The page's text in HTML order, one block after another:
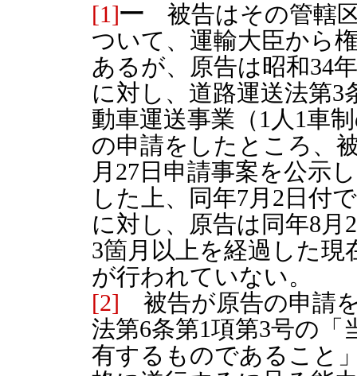
[1]一 被告はその管轄
ついて、運輸大臣から
あるが、原告は昭和34
に対し、道路運送法第3
動車運送事業（1人1車
の申請をしたところ、
月27日申請事案を公示
した上、同年7月2日付
に対し、原告は同年8月
3箇月以上を経過した
が行われていない。
[2] 被告が原告の申請
法第6条第1項第3号の
有するものであること